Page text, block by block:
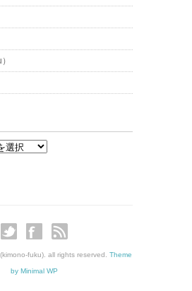
fuku). all rights reserved. Theme
by Minimal WP